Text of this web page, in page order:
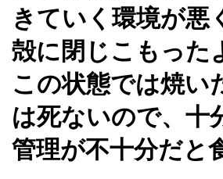
きていく環境が悪
殻に閉じこもった
この状態では焼い
は死ないので、十
管理が不十分だと